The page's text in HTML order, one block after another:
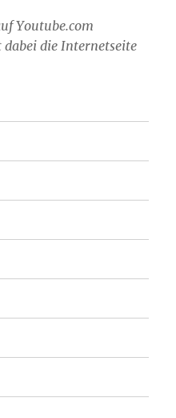
Youtube.com
die Internetseite